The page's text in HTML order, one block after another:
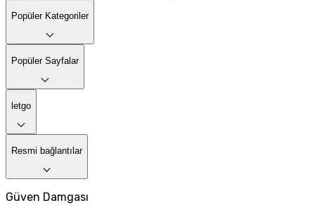
Popüler Kategoriler
Popüler Sayfalar
letgo
Resmi bağlantılar
Güven Damgası